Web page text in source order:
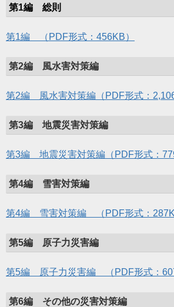
第1編 総則
第1編 （PDF形式：456KB）
第2編 風水害対策編
第2編 風水害対策編（PDF形式：
第3編 地震災害対策編
第3編 地震災害対策編（PDF形式：
第4編 雪害対策編
第4編 雪害対策編 （PDF形式：
第5編 原子力災害編
第5編 原子力災害編 （PDF形式：
第6編 その他の災害対策編